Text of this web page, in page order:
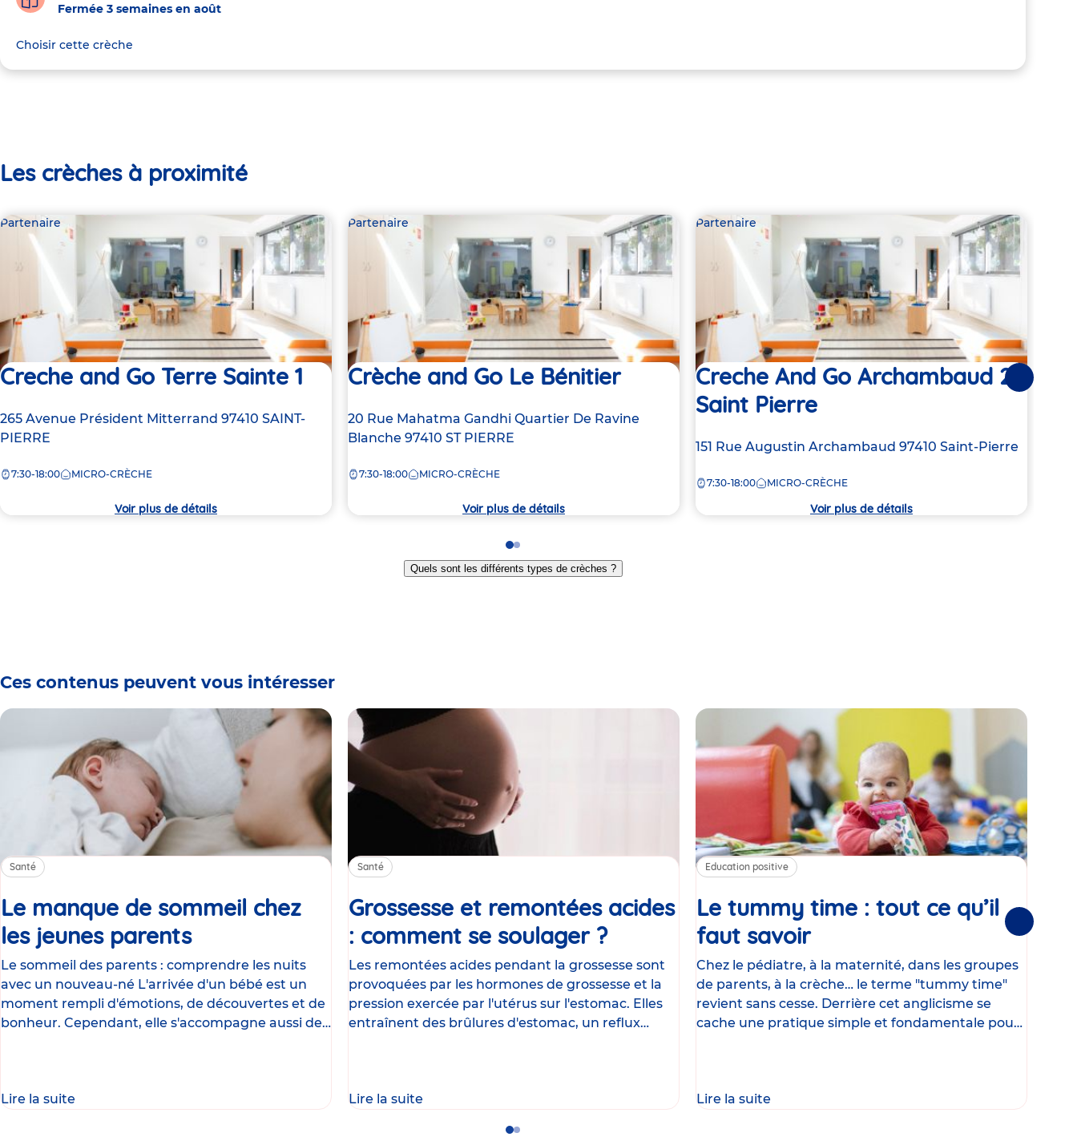
Fermée 3 semaines en août
Choisir cette crèche
Les crèches à proximité
Partenaire
Creche and Go Terre Sainte 1
Adresse
de
crèche
265 Avenue Président Mitterrand 97410 SAINT-
PIERRE
7:30-18:00 MICRO-CRÈCHE
Voir plus de détails
Partenaire
Crèche and Go Le Bénitier
Adresse
de
crèche
20 Rue Mahatma Gandhi Quartier De Ravine
Blanche 97410 ST PIERRE
7:30-18:00 MICRO-CRÈCHE
Voir plus de détails
Partenaire
Creche And Go Archambaud 2 -
Saint Pierre
Adresse
la
151 Rue Augustin Archambaud 97410 Saint-Pierre
7:30-18:00 MICRO-CRÈCHE
Voir plus de détails
Suivantes
Go
to
slide
Go
to
slide
Quels sont les différents types de crèches ?
Ces contenus peuvent vous intéresser
Santé
Le manque de sommeil chez
les jeunes parentsArticle
Le sommeil des parents : comprendre les nuits
avec un nouveau-né L'arrivée d'un bébé est un
moment rempli d'émotions, de découvertes et de
bonheur. Cependant, elle s'accompagne aussi de
Lire la suite
Santé
Grossesse et remontées acides
: comment se soulager ?Article
Les remontées acides pendant la grossesse sont
provoquées par les hormones de grossesse et la
pression exercée par l'utérus sur l'estomac. Elles
entraînent des brûlures d'estomac, un reflux
Lire la suite
Education positive
Le tummy time : tout ce qu’il
faut savoirArticle
Chez le pédiatre, à la maternité, dans les groupes
de parents, à la crèche… le terme "tummy time"
revient sans cesse. Derrière cet anglicisme se
cache une pratique simple et fondamentale pour
Lire la suite
Suivantes
GoGo